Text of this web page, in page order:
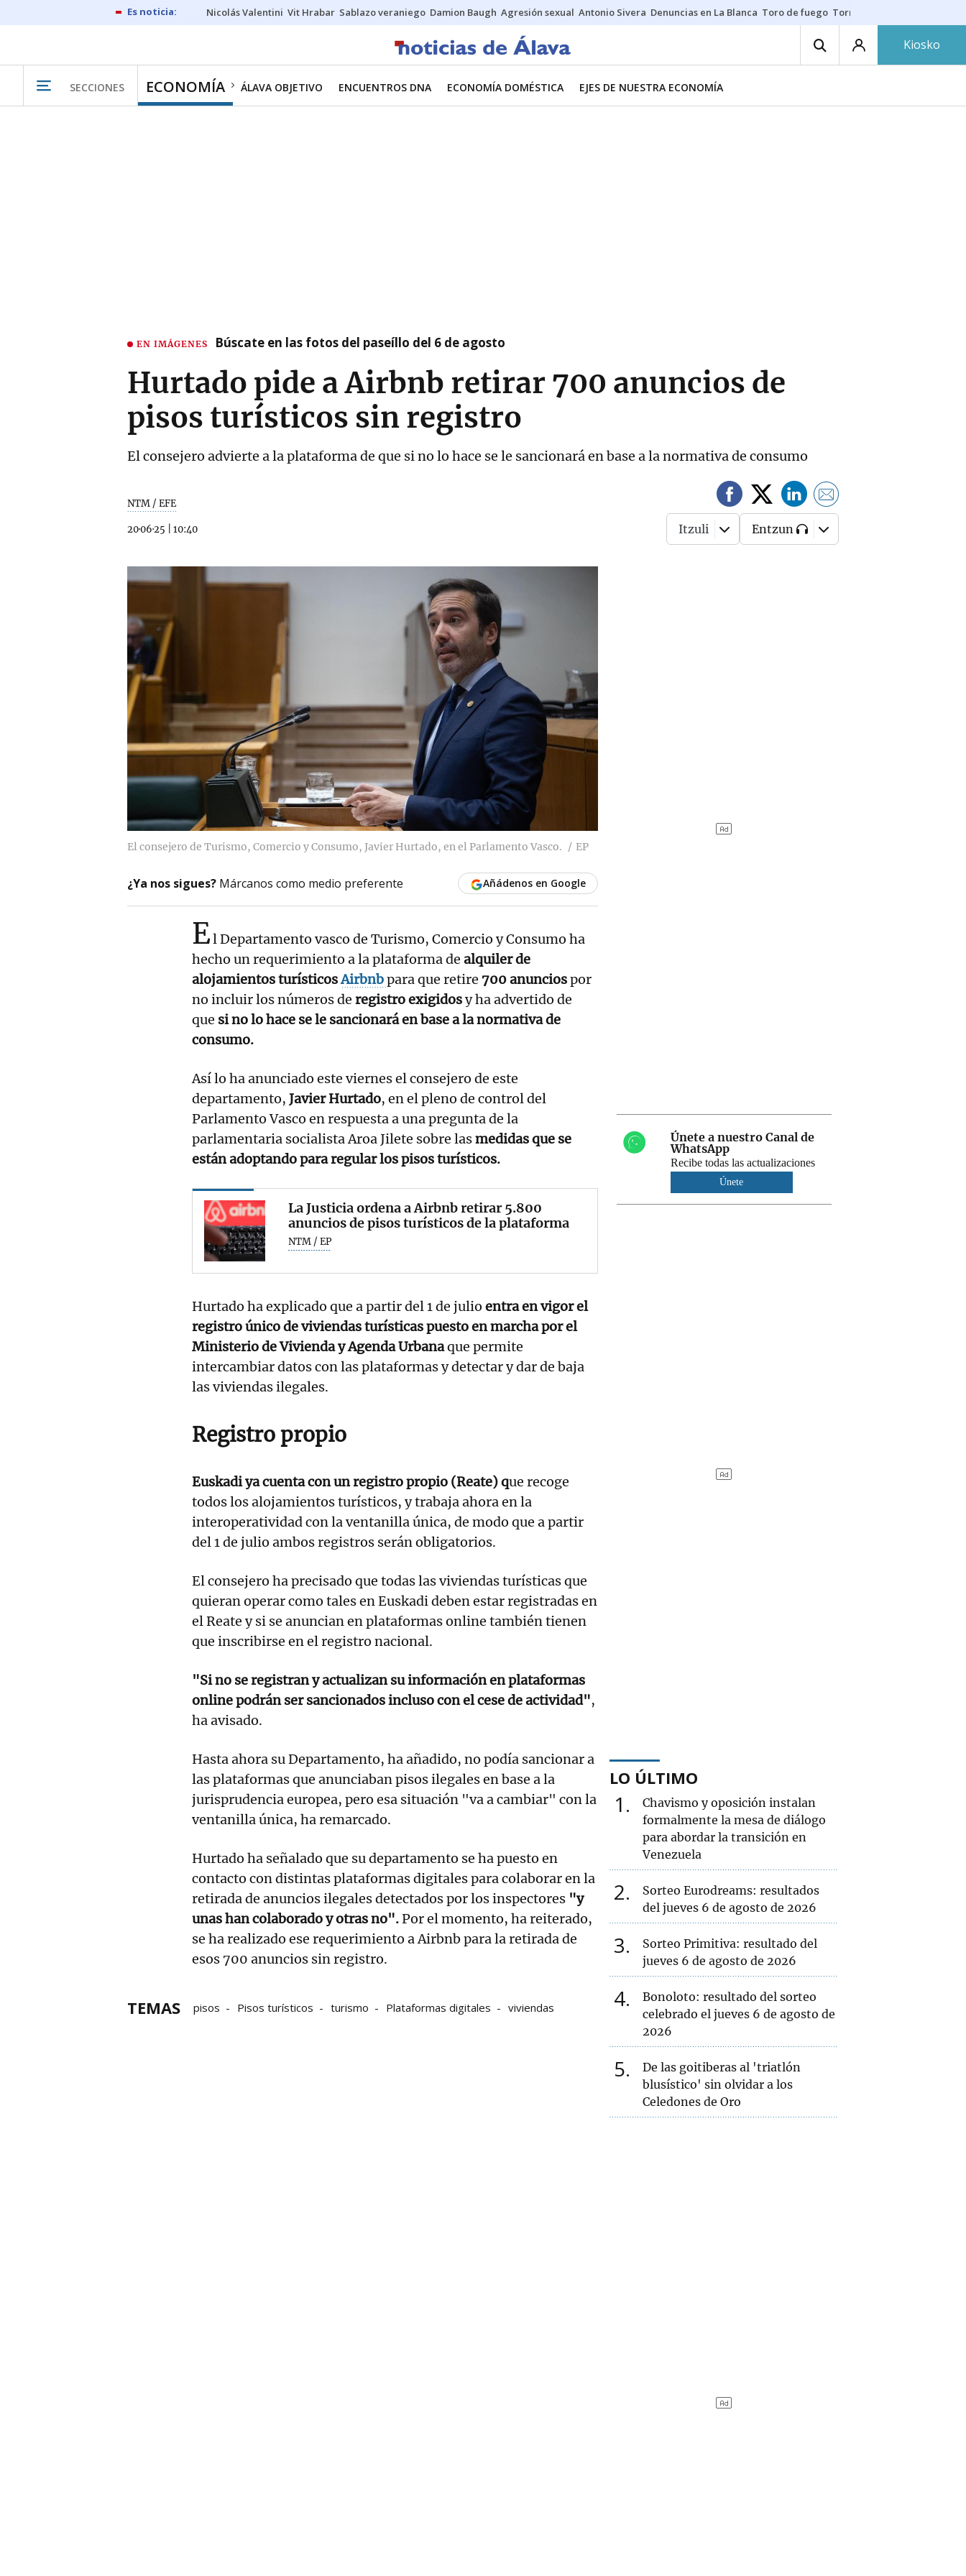
Nicolás Valentini Vit Hrabar Sablazo veraniego Damion Baugh Agresión sexual Antonio Sivera Denuncias en La Blanca Toro de fuego Tornike Shengelia
Kiosko
SECCIONES ECONOMÍA ÁLAVA OBJETIVO ENCUENTROS DNA ECONOMÍA DOMÉSTICA EJES DE NUESTRA ECONOMÍA
EN IMÁGENES Búscate en las fotos del paseíllo del 6 de agosto
Hurtado pide a Airbnb retirar 700 anuncios de
pisos turísticos sin registro
El consejero advierte a la plataforma de que si no lo hace se le sancionará en base a la normativa de consumo
NTM / EFE
20·06·25 10:40 Itzuli Entzun
El consejero de Turismo, Comercio y Consumo, Javier Hurtado, en el Parlamento Vasco. EP
¿Ya nos sigues? Márcanos como medio preferente Añádenos en Google
El Departamento vasco de Turismo, Comercio y Consumo ha
hecho un requerimiento a la plataforma de alquiler de
alojamientos turísticosAirbnbpara que retire 700 anunciospor
no incluir los números de registro exigidosy ha advertido de
que si no lo hace se le sancionará en base a la normativa de
consumo.
Así lo ha anunciado este viernes el consejero de este
departamento, Javier Hurtado, en el pleno de control del
Parlamento Vasco en respuesta a una pregunta de la
parlamentaria socialista Aroa Jilete sobre lasmedidas que se
están adoptando para regular los pisos turísticos.
La Justicia ordena a Airbnb retirar 5.800
anuncios de pisos turísticos de la plataforma
NTM / EP
Hurtado ha explicado que a partir del 1 de julio entra en vigor el
registro único de viviendas turísticas puesto en marcha por el
Ministerio de Vivienda y Agenda Urbanaque permite
intercambiar datos con las plataformas y detectar y dar de baja
las viviendas ilegales.
Registro propio
Euskadi ya cuenta con un registro propio (Reate) que recoge
todos los alojamientos turísticos, y trabaja ahora en la
interoperatividad con la ventanilla única, de modo que a partir
del 1 de julio ambos registros serán obligatorios.
El consejero ha precisado que todas las viviendas turísticas que
quieran operar como tales en Euskadi deben estar registradas en
el Reate y si se anuncian en plataformas online también tienen
que inscribirse en el registro nacional.
"Si no se registran y actualizan su información en plataformas
online podrán ser sancionados incluso con el cese de actividad",
ha avisado.
Hasta ahora su Departamento, ha añadido, no podía sancionar a
las plataformas que anunciaban pisos ilegales en base a la
jurisprudencia europea, pero esa situación "va a cambiar" con la
ventanilla única, ha remarcado.
Hurtado ha señalado que su departamento se ha puesto en
contacto con distintas plataformas digitales para colaborar en la
retirada de anuncios ilegales detectados por los inspectores "y
unas han colaborado y otras no".Por el momento, ha reiterado,
se ha realizado ese requerimiento a Airbnb para la retirada de
esos 700 anuncios sin registro.
TEMAS pisos Pisos turísticos turismo Plataformas digitales viviendas
Únete a nuestro Canal de
WhatsApp
Recibe todas las actualizaciones
Únete
LO ÚLTIMO
1
Chavismo y oposición instalan
formalmente la mesa de diálogo
para abordar la transición en
Venezuela
2
Sorteo Eurodreams: resultados
del jueves 6 de agosto de 2026
3
Sorteo Primitiva: resultado del
jueves 6 de agosto de 2026
4
Bonoloto: resultado del sorteo
celebrado el jueves 6 de agosto de
2026
5
De las goitiberas al 'triatlón
blusístico' sin olvidar a los
Celedones de Oro